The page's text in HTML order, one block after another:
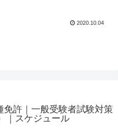
2020.10.04
免許｜一般受験者試験対策
｜スケジュール